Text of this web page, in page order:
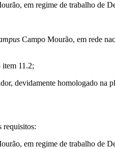
em regime de trabalho de
Campo Mourão, em rede
item 11.2;
devidamente homologado
requisitos:
em regime de trabalho de